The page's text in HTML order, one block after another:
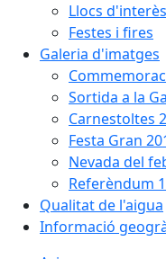
Llocs d'interès
Festes i fires
Galeria d'imatges
Sortida a la
Carnestoltes
Festa Gran
Nevada del
Referèndum
Qualitat de l'aigua
Informació